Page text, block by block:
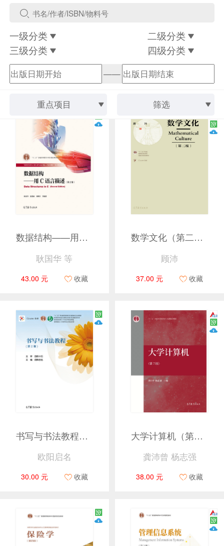
一级分类
二级分类
三级分类
四级分类
——
重点项目 筛选
数据结构——用C语言描述（第2版）
耿国华 等
43.00 元 收藏
数学文化（第二版）
顾沛
37.00 元 收藏
书写与书法教程（第2版）
欧阳启名
30.00 元 收藏
大学计算机（第7版）
龚沛曾 杨志强
38.00 元 收藏